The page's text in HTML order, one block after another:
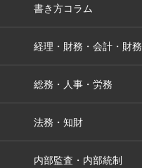
書き方コラム
経理・財務・会計・財務
総務・人事・労務
法務・知財
内部監査・内部統制